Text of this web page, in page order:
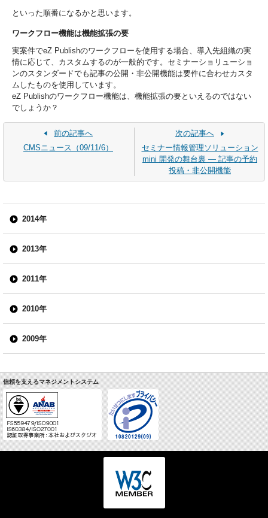
といった順番になるかと思います。
ワークフロー機能は機能拡張の要
実案件でeZ Publishのワークフローを使用する場合、導入先組織の実
情に応じて、カスタムするのが一般的です。セミナーショリューショ
ンのスタンダードでも記事の公開・非公開機能は要件に合わせカスタ
ムしたものを使用しています。
eZ Publishのワークフロー機能は、機能拡張の要といえるのではない
でしょうか？
前の記事へ
CMSニュース（09/11/6）
次の記事へ
セミナー情報管理ソリューション
mini 開発の舞台裏 ― 記事の予約
投稿・非公開機能
2014年
2013年
2011年
2010年
2009年
信頼を支えるマネジメントシステム